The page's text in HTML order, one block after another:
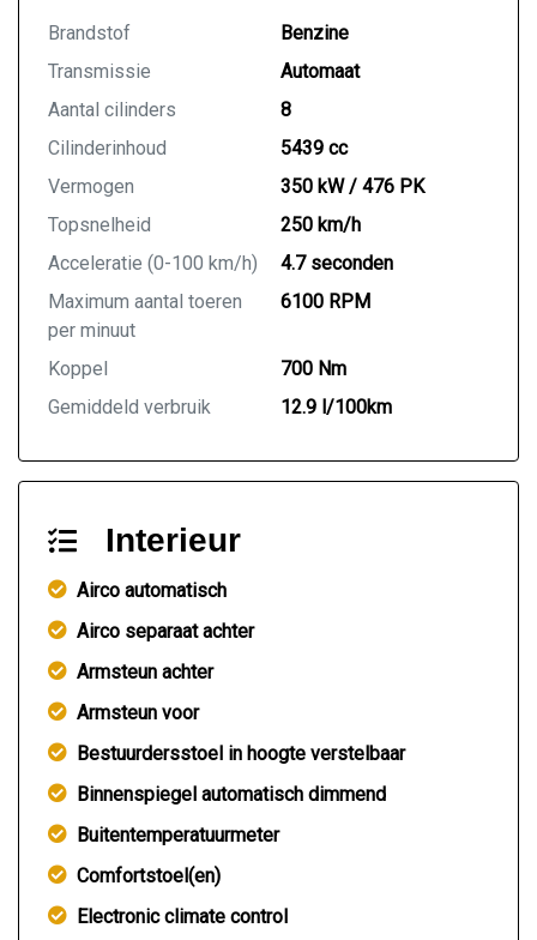
Brandstof
Benzine
Transmissie
Automaat
Aantal cilinders
8
Cilinderinhoud
5439 cc
Vermogen
350 kW / 476 PK
Topsnelheid
250 km/h
Acceleratie (0-100 km/h)
4.7 seconden
Maximum aantal toeren
per minuut
6100 RPM
Koppel
700 Nm
Gemiddeld verbruik
12.9 l/100km
Interieur
Airco automatisch
Airco separaat achter
Armsteun achter
Armsteun voor
Bestuurdersstoel in hoogte verstelbaar
Binnenspiegel automatisch dimmend
Buitentemperatuurmeter
Comfortstoel(en)
Electronic climate control